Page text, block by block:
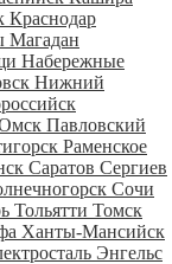
Краснодар
Магадан
Набережные
Нижний
Павловский
Раменское
Саратов Сергиев
Сочи
Тольятти Томск
Ханты-Мансийск
Энгельс